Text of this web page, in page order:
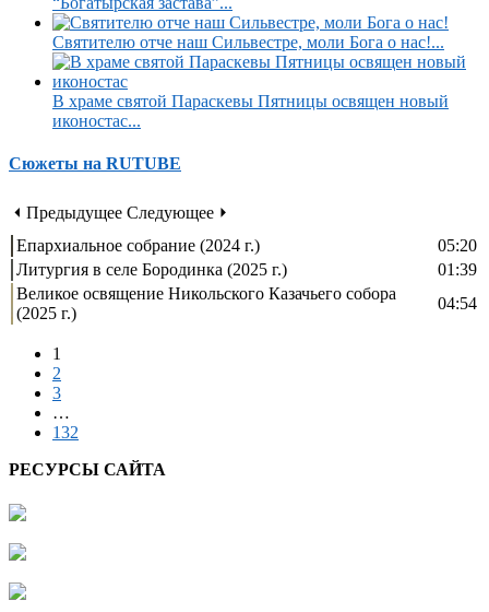
Святителю отче наш Сильвестре, моли Бога о нас!...
В храме святой Параскевы Пятницы освящен новый
иконостас...
Сюжеты на RUTUBE
⏴ Предыдущее Следующее ⏵
Епархиальное собрание (2024 г.)
05:20
Литургия в селе Бородинка (2025 г.)
01:39
Великое освящение Никольского Казачьего собора
(2025 г.)
04:54
1
2
3
…
132
РЕСУРСЫ САЙТА